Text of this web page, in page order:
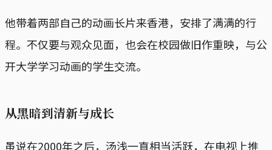
他带着两部自己的动画长片来香港，安排了满满的行
程。不仅要与观众见面，也会在校园做旧作重映，与公
开大学学习动画的学生交流。
从黑暗到清新与成长
虽说在2000年之后，汤浅一直相当活跃，在电视上推